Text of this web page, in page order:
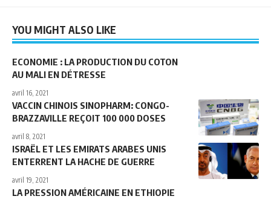
YOU MIGHT ALSO LIKE
ECONOMIE : LA PRODUCTION DU COTON
AU MALI EN DÉTRESSE
avril 16, 2021
VACCIN CHINOIS SINOPHARM: CONGO-
BRAZZAVILLE REÇOIT 100 000 DOSES
avril 8, 2021
ISRAËL ET LES EMIRATS ARABES UNIS
ENTERRENT LA HACHE DE GUERRE
avril 19, 2021
LA PRESSION AMÉRICAINE EN ETHIOPIE